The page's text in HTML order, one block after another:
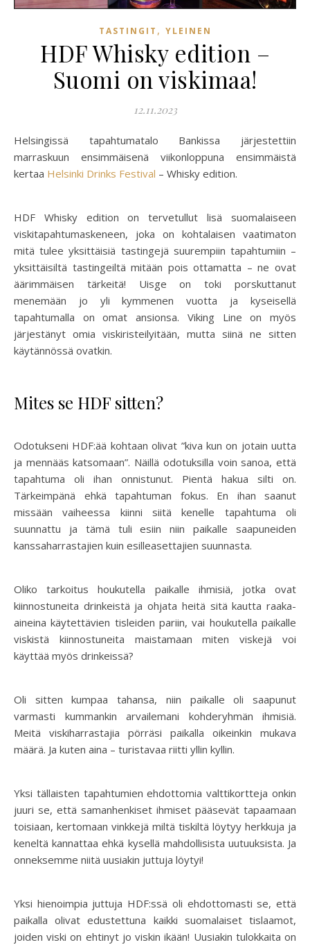
TASTINGIT , YLEINEN
HDF Whisky edition –
Suomi on viskimaa!
12.11.2023
Helsingissä tapahtumatalo Bankissa järjestettiin
marraskuun ensimmäisenä viikonloppuna ensimmäistä
kertaa Helsinki Drinks Festival – Whisky edition.
HDF Whisky edition on tervetullut lisä suomalaiseen
viskitapahtumaskeneen, joka on kohtalaisen vaatimaton
mitä tulee yksittäisiä tastingejä suurempiin tapahtumiin –
yksittäisiltä tastingeiltä mitään pois ottamatta – ne ovat
äärimmäisen tärkeitä! Uisge on toki porskuttanut
menemään jo yli kymmenen vuotta ja kyseisellä
tapahtumalla on omat ansionsa. Viking Line on myös
järjestänyt omia viskiristeilyitään, mutta siinä ne sitten
käytännössä ovatkin.
Mites se HDF sitten?
Odotukseni HDF:ää kohtaan olivat ”kiva kun on jotain uutta
ja mennääs katsomaan”. Näillä odotuksilla voin sanoa, että
tapahtuma oli ihan onnistunut. Pientä hakua silti on.
Tärkeimpänä ehkä tapahtuman fokus. En ihan saanut
missään vaiheessa kiinni siitä kenelle tapahtuma oli
suunnattu ja tämä tuli esiin niin paikalle saapuneiden
kanssaharrastajien kuin esilleasettajien suunnasta.
Oliko tarkoitus houkutella paikalle ihmisiä, jotka ovat
kiinnostuneita drinkeistä ja ohjata heitä sitä kautta raaka-
aineina käytettävien tisleiden pariin, vai houkutella paikalle
viskistä kiinnostuneita maistamaan miten viskejä voi
käyttää myös drinkeissä?
Oli sitten kumpaa tahansa, niin paikalle oli saapunut
varmasti kummankin arvailemani kohderyhmän ihmisiä.
Meitä viskiharrastajia pörräsi paikalla oikeinkin mukava
määrä. Ja kuten aina – turistavaa riitti yllin kyllin.
Yksi tällaisten tapahtumien ehdottomia valttikortteja onkin
juuri se, että samanhenkiset ihmiset pääsevät tapaamaan
toisiaan, kertomaan vinkkejä miltä tiskiltä löytyy herkkuja ja
keneltä kannattaa ehkä kysellä mahdollisista uutuuksista. Ja
onneksemme niitä uusiakin juttuja löytyi!
Yksi hienoimpia juttuja HDF:ssä oli ehdottomasti se, että
paikalla olivat edustettuna kaikki suomalaiset tislaamot,
joiden viski on ehtinyt jo viskin ikään! Uusiakin tulokkaita on